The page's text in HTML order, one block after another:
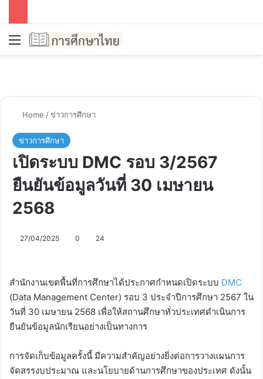
Menu
Home /ข่าวการศึกษา
ข่าวการศึกษา
เปิดระบบ DMC รอบ 3/2567
ยืนยันข้อมูลวันที่ 30 เมษายน
2568
27/04/2025 0 24
สำนักงานเขตพื้นที่การศึกษาได้ประกาศกำหนดเปิดระบบ DMC
(Data Management Center) รอบ 3 ประจำปีการศึกษา 2567 ใน
วันที่ 30 เมษายน 2568 เพื่อให้สถานศึกษาทั่วประเทศดำเนินการ
ยืนยันข้อมูลนักเรียนอย่างเป็นทางการ
การจัดเก็บข้อมูลครั้งนี้ มีความสำคัญอย่างยิ่งต่อการวางแผนการ
จัดสรรงบประมาณ และนโยบายด้านการศึกษาของประเทศ ดังนั้น